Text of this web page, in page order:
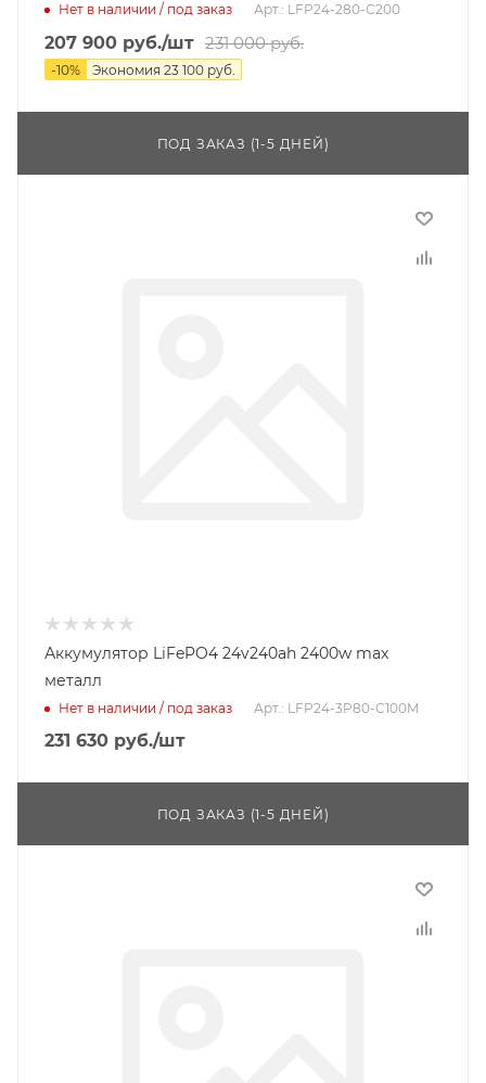
Нет в наличии / под заказ Арт.: LFP24-280-C200
207 900 руб./шт 231 000руб.
-10% Экономия 23 100 руб.
ПОД ЗАКАЗ (1-5 ДНЕЙ)
Аккумулятор LiFePO4 24v240ah 2400w max
металл
Нет в наличии / под заказ Арт.: LFP24-3P80-C100M
231 630 руб./шт
ПОД ЗАКАЗ (1-5 ДНЕЙ)